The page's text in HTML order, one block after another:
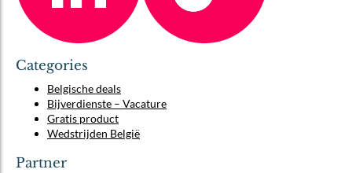
Categories
Belgische deals
Bijverdienste – Vacature
Gratis product
Wedstrijden België
Partner